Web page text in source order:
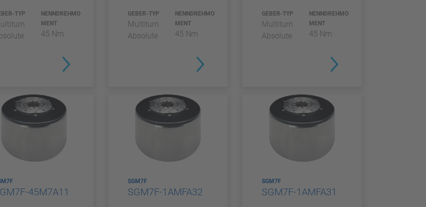
TYP
NENNDREHMO
MENT
45 Nm
GEBER-TYP
Multiturn
Absolute
NENNDREHMO
MENT
45 Nm
GEBER-TYP
Multiturn
Absolute
NENNDREHMO
MENT
45 Nm
45M7A11
SGM7F
SGM7F-1AMFA32
SGM7F
SGM7F-1AMFA31